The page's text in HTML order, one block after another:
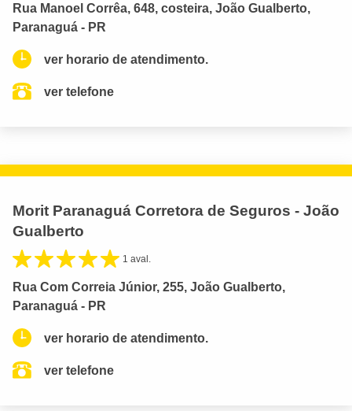
Rua Manoel Corrêa, 648, costeira, João Gualberto,
Paranaguá - PR
ver horario de atendimento.
ver telefone
Morit Paranaguá Corretora de Seguros - João
Gualberto
1 aval.
Rua Com Correia Júnior, 255, João Gualberto,
Paranaguá - PR
ver horario de atendimento.
ver telefone